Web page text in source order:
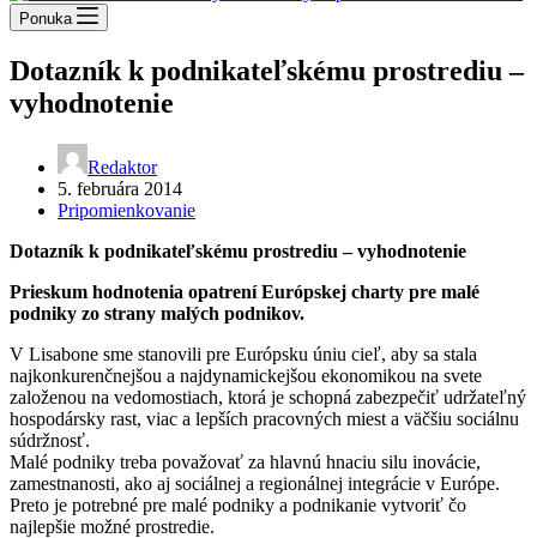
Ponuka
Dotazník k podnikateľskému prostrediu –
vyhodnotenie
Redaktor
5. februára 2014
Pripomienkovanie
Dotazník k podnikateľskému prostrediu – vyhodnotenie
Prieskum hodnotenia opatrení Európskej charty pre malé
podniky zo strany malých podnikov.
V Lisabone sme stanovili pre Európsku úniu cieľ, aby sa stala
najkonkurenčnejšou a najdynamickejšou ekonomikou na svete
založenou na vedomostiach, ktorá je schopná zabezpečiť udržateľný
hospodársky rast, viac a lepších pracovných miest a väčšiu sociálnu
súdržnosť.
Malé podniky treba považovať za hlavnú hnaciu silu inovácie,
zamestnanosti, ako aj sociálnej a regionálnej integrácie v Európe.
Preto je potrebné pre malé podniky a podnikanie vytvoriť čo
najlepšie možné prostredie.